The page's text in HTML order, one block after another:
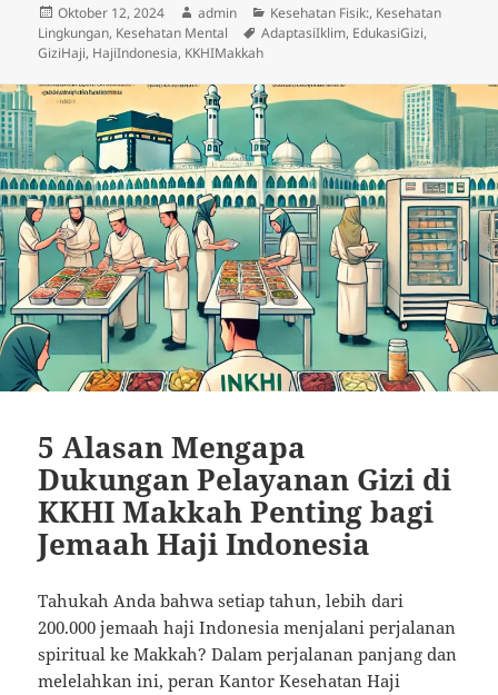
Diposkan
pada
Oktober 12, 2024 Penulis
admin Kategori
Kesehatan Fisik:, Kesehatan
Lingkungan, Kesehatan Mental Tag
AdaptasiIklim, EdukasiGizi,
GiziHaji, HajiIndonesia, KKHIMakkah
5 Alasan Mengapa
Dukungan Pelayanan Gizi di
KKHI Makkah Penting bagi
Jemaah Haji Indonesia
Tahukah Anda bahwa setiap tahun, lebih dari
200.000 jemaah haji Indonesia menjalani perjalanan
spiritual ke Makkah? Dalam perjalanan panjang dan
melelahkan ini, peran Kantor Kesehatan Haji